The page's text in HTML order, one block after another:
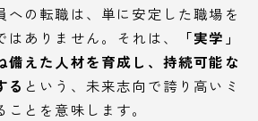
への転職は、単に安定した職場を
ありません。それは、
「実学」
備えた人材を育成し、持続可能な
る という、未来志向で誇り高いミ
とを意味します。